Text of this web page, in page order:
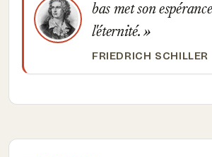
bas met son
l'éternité.
FRIEDRICH SCHILLER